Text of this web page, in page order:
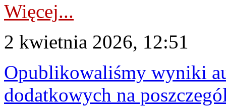
Więcej...
2 kwietnia 2026, 12:51
Opublikowaliśmy wyniki
dodatkowych na